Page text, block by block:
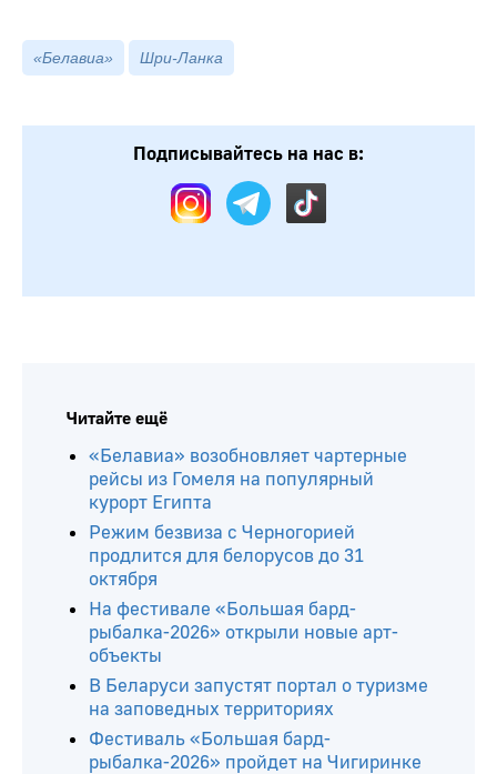
«Белавиа» Шри-Ланка
Подписывайтесь на нас в:
Читайте ещё
«Белавиа» возобновляет чартерные
рейсы из Гомеля на популярный
курорт Египта
Режим безвиза с Черногорией
продлится для белорусов до 31
октября
На фестивале «Большая бард-
рыбалка-2026» открыли новые арт-
объекты
В Беларуси запустят портал о туризме
на заповедных территориях
Фестиваль «Большая бард-
рыбалка-2026» пройдет на Чигиринке